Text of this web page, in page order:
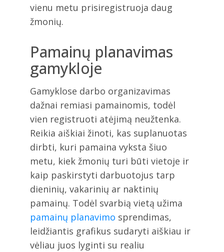
vienu metu prisiregistruoja daug
žmonių.
Pamainų planavimas
gamykloje
Gamyklose darbo organizavimas
dažnai remiasi pamainomis, todėl
vien registruoti atėjimą neužtenka.
Reikia aiškiai žinoti, kas suplanuotas
dirbti, kuri pamaina vyksta šiuo
metu, kiek žmonių turi būti vietoje ir
kaip paskirstyti darbuotojus tarp
dieninių, vakarinių ar naktinių
pamainų. Todėl svarbią vietą užima
pamainų planavimo sprendimas,
leidžiantis grafikus sudaryti aiškiau ir
vėliau juos lyginti su realiu